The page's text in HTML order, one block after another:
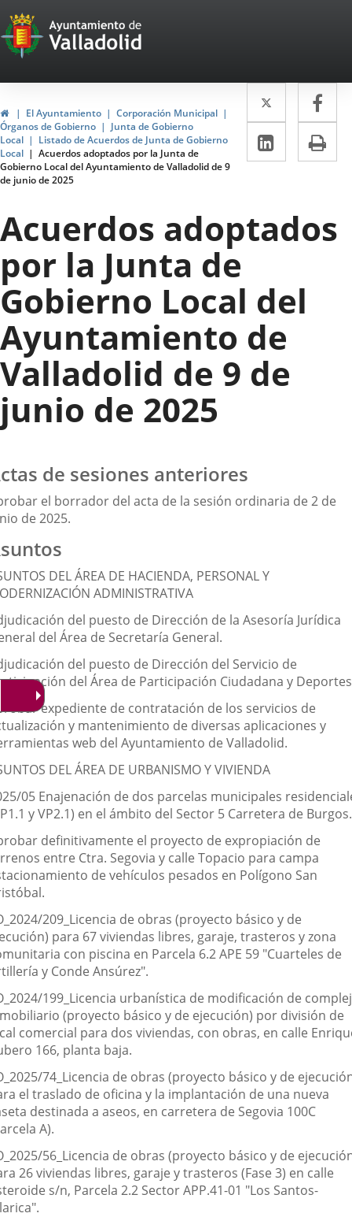
Portal
Web
del
Ayuntamiento
de
Valladolid
InicioEl Ayuntamiento
Corporación Municipal
Órganos de Gobierno
Junta de Gobierno
Local
Listado de Acuerdos de Junta de Gobierno
Local
Acuerdos adoptados por la Junta de
Gobierno Local del Ayuntamiento de Valladolid de 9
de junio de 2025
Twitter
Enlace
a
una
a
LinkedIn
Enlace
a
externa.
Acuerdos adoptados
por la Junta de
Gobierno Local del
Ayuntamiento de
Valladolid de 9 de
junio de 2025
de sesiones anteriores
el borrador del acta de la sesión ordinaria de 2 de
de 2025.
DEL ÁREA DE HACIENDA, PERSONAL Y
ADMINISTRATIVA
del puesto de Dirección de la Asesoría Jurídica
del Área de Secretaría General.
del puesto de Dirección del Servicio de
del Área de Participación Ciudadana y
expediente de contratación de los servicios de
y mantenimiento de diversas aplicaciones y
web del Ayuntamiento de Valladolid.
DEL ÁREA DE URBANISMO Y VIVIENDA
05 Enajenación de dos parcelas municipales
y VP2.1) en el ámbito del Sector 5 Carretera de Burgos.
definitivamente el proyecto de expropiación de
entre Ctra. Segovia y calle Topacio para campa
de vehículos pesados en Polígono San
209_Licencia de obras (proyecto básico y de
para 67 viviendas libres, garaje, trasteros y zona
con piscina en Parcela 6.2 APE 59 "Cuarteles de
y Conde Ansúrez".
199_Licencia urbanística de modificación de
(proyecto básico y de ejecución) por división de
comercial para dos viviendas, con obras, en calle
166, planta baja.
74_Licencia de obras (proyecto básico y de
el traslado de oficina y la implantación de una nueva
destinada a aseos, en carretera de Segovia 100C
A).
56_Licencia de obras (proyecto básico y de
26 viviendas libres, garaje y trasteros (Fase 3) en calle
s/n, Parcela 2.2 Sector APP.41-01 "Los Santos-